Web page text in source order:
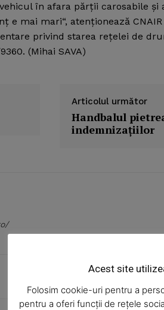
în afara părţii carosabile
e mai mari“, atenţionează
privind starea reţelei de
(Mihai SAVA)
Articolul următor
Handbalul
indemnizaţiilor
Acest site
Folosim cookie-uri pentru a
pentru a oferi funcții de rețele